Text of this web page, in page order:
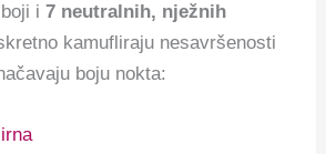
i 7 neutralnih, nježnih
kamufliraju nesavršenosti
boju nokta: